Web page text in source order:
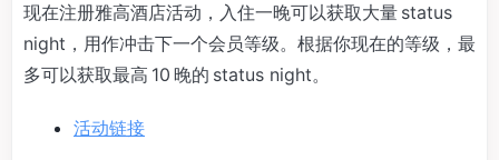
现在注册雅高酒店活动，入住一晚可以获取大量 status
night，用作冲击下一个会员等级。根据你现在的等级，最
多可以获取最高 10 晚的 status night。
活动链接